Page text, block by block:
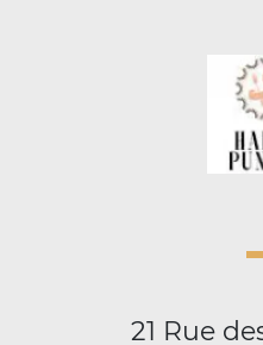
21 Rue